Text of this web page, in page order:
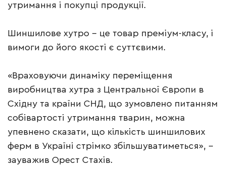
утримання і покупці продукції.
Шиншилове хутро – це товар преміум-класу, і
вимоги до його якості є суттєвими.
«Враховуючи динаміку переміщення
виробництва хутра з Центральної Європи в
Східну та країни СНД, що зумовлено питанням
собівартості утримання тварин, можна
упевнено сказати, що кількість шиншилових
ферм в Україні стрімко збільшуватиметься», –
зауважив Орест Стахів.